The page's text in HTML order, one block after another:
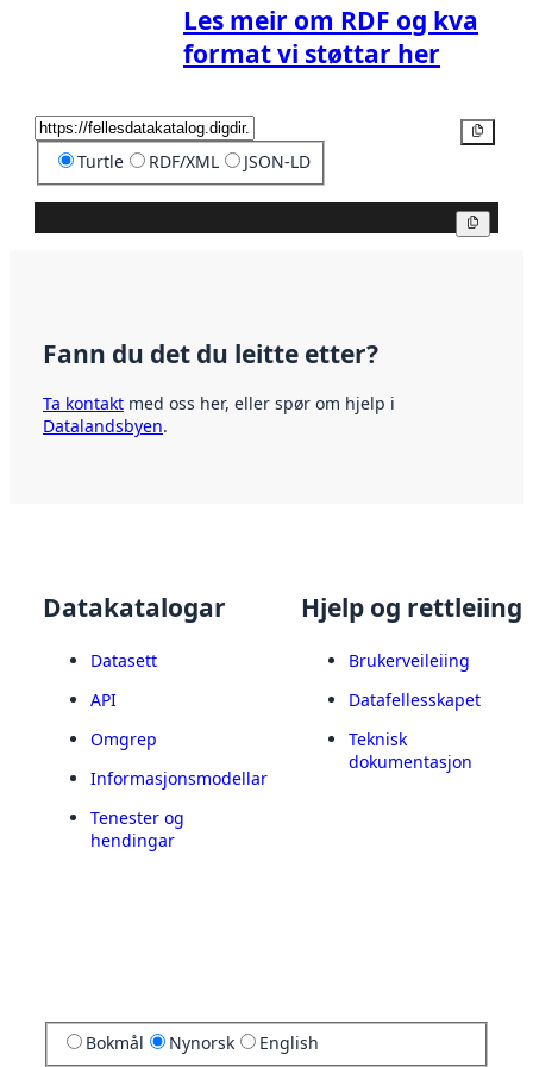
Les meir om RDF og kva
format vi støttar her
Turtle RDF/XML JSON-LD
Fann du det du leitte etter?
Ta kontakt med oss her, eller spør om hjelp i
Datalandsbyen.
Datakatalogar
Datasett
API
Omgrep
Informasjonsmodellar
Tenester og
hendingar
Hjelp og rettleiing
Brukerveileiing
Datafellesskapet
Teknisk
dokumentasjon
Bokmål Nynorsk English